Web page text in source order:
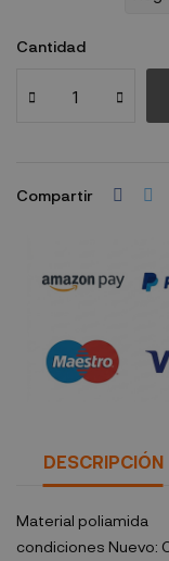
Cantidad
Compartir
DESCRIPCIÓN
Material poliamida
condiciones Nuevo: